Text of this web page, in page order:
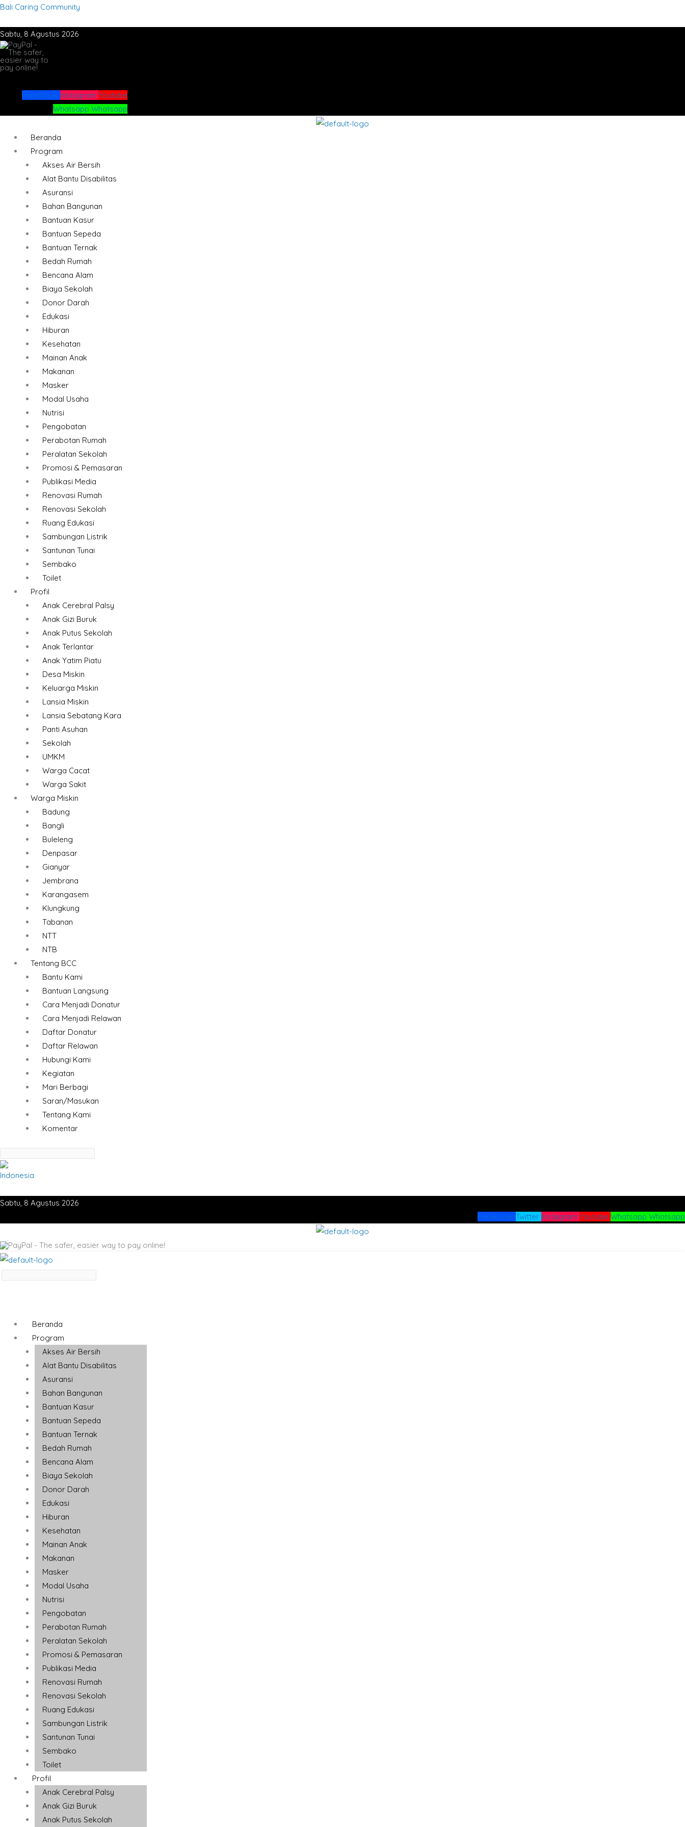
Lewati
konten
Bali Caring Community
Sabtu, 8 Agustus 2026
Facebook Instagram Youtube
Whatsapp Whatsapp
Menu
Beranda
Program
Akses Air Bersih
Alat Bantu Disabilitas
Asuransi
Bahan Bangunan
Bantuan Kasur
Bantuan Sepeda
Bantuan Ternak
Bedah Rumah
Bencana Alam
Biaya Sekolah
Donor Darah
Edukasi
Hiburan
Kesehatan
Mainan Anak
Makanan
Masker
Modal Usaha
Nutrisi
Pengobatan
Perabotan Rumah
Peralatan Sekolah
Promosi & Pemasaran
Publikasi Media
Renovasi Rumah
Renovasi Sekolah
Ruang Edukasi
Sambungan Listrik
Santunan Tunai
Sembako
Toilet
Profil
Anak Cerebral Palsy
Anak Gizi Buruk
Anak Putus Sekolah
Anak Terlantar
Anak Yatim Piatu
Desa Miskin
Keluarga Miskin
Lansia Miskin
Lansia Sebatang Kara
Panti Asuhan
Sekolah
UMKM
Warga Cacat
Warga Sakit
Warga Miskin
Badung
Bangli
Buleleng
Denpasar
Gianyar
Jembrana
Karangasem
Klungkung
Tabanan
NTT
NTB
Tentang BCC
Bantu Kami
Bantuan Langsung
Cara Menjadi Donatur
Cara Menjadi Relawan
Daftar Donatur
Daftar Relawan
Hubungi Kami
Kegiatan
Mari Berbagi
Saran/Masukan
Tentang Kami
Komentar
Sabtu, 8 Agustus 2026
Facebook Twitter Instagram Youtube Whatsapp Whatsapp
Menu
Beranda
Program
Akses Air Bersih
Alat Bantu Disabilitas
Asuransi
Bahan Bangunan
Bantuan Kasur
Bantuan Sepeda
Bantuan Ternak
Bedah Rumah
Bencana Alam
Biaya Sekolah
Donor Darah
Edukasi
Hiburan
Kesehatan
Mainan Anak
Makanan
Masker
Modal Usaha
Nutrisi
Pengobatan
Perabotan Rumah
Peralatan Sekolah
Promosi & Pemasaran
Publikasi Media
Renovasi Rumah
Renovasi Sekolah
Ruang Edukasi
Sambungan Listrik
Santunan Tunai
Sembako
Toilet
Profil
Anak Cerebral Palsy
Anak Gizi Buruk
Anak Putus Sekolah